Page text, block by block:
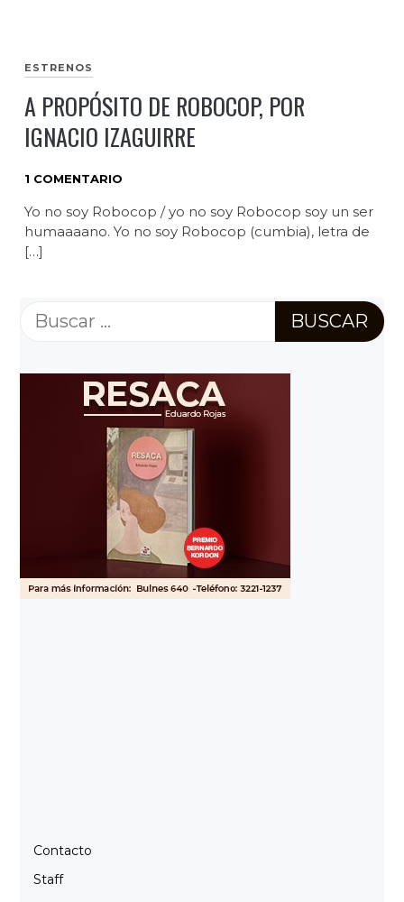
ESTRENOS
A PROPÓSITO DE ROBOCOP, POR
IGNACIO IZAGUIRRE
1 COMENTARIO
Yo no soy Robocop / yo no soy Robocop soy un ser
humaaaano. Yo no soy Robocop (cumbia), letra de
[…]
Buscar:
Contacto
Staff